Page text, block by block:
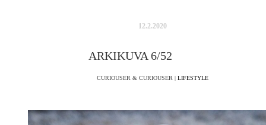
12.2.2020
ARKIKUVA 6/52
CURIOUSER & CURIOUSER | LIFESTYLE